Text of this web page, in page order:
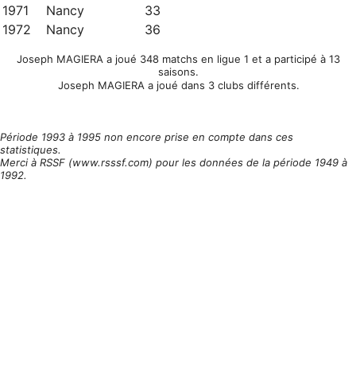
1971
Nancy
33
1972
Nancy 36
Joseph MAGIERA a joué 348 matchs en ligue 1 et a participé à 13
saisons.
Joseph MAGIERA a joué dans 3 clubs différents.
Période 1993 à 1995 non encore prise en compte dans ces
statistiques.
Merci à RSSF (www.rsssf.com) pour les données de la période 1949 à
1992.